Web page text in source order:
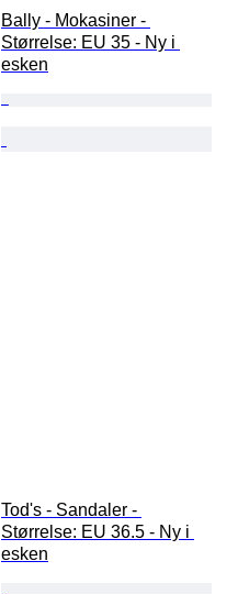
Bally - Mokasiner -
Størrelse: EU 35 - Ny i
esken
Tod's - Sandaler -
Størrelse: EU 36.5 - Ny i
esken